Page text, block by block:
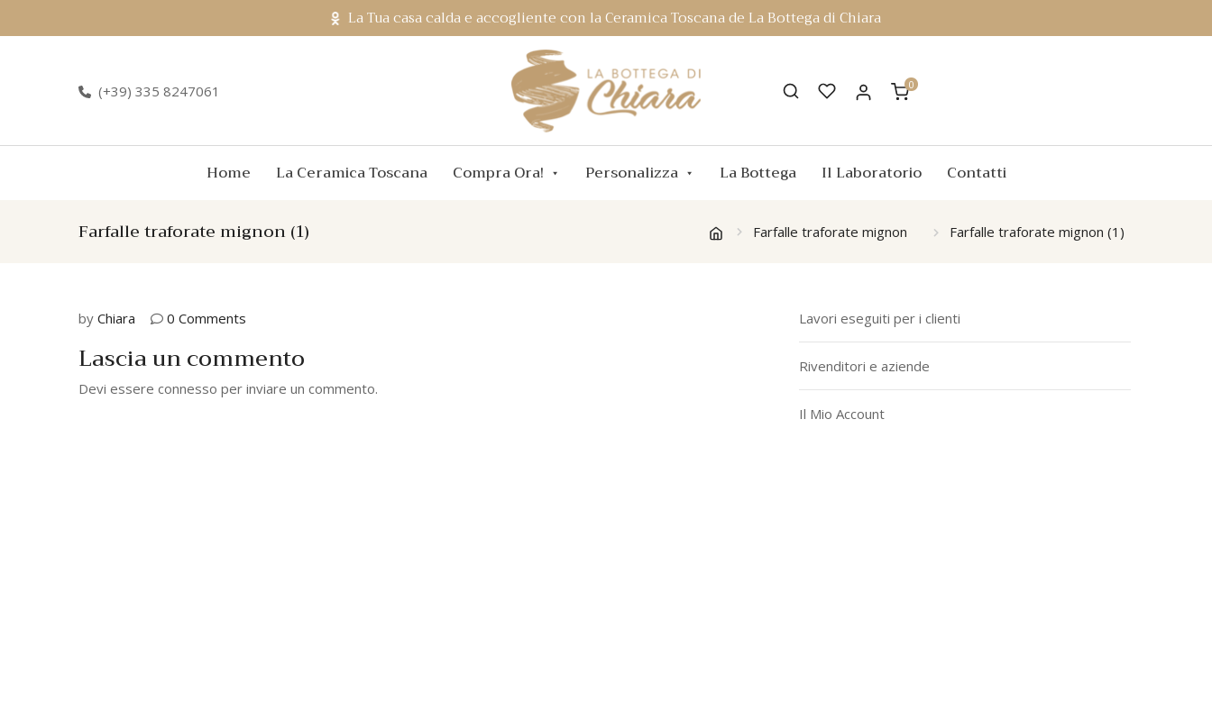
La Tua casa calda e accogliente con la Ceramica Toscana de La Bottega di Chiara
(+39) 335 8247061 0
Home La Ceramica Toscana Compra Ora! Personalizza La Bottega Il Laboratorio Contatti
Farfalle traforate mignon (1) Farfalle traforate mignon Farfalle traforate mignon (1)
by Chiara 0 Comments
Lascia un commento
Devi essere connesso per inviare un commento.
Lavori eseguiti per i clienti
Rivenditori e aziende
Il Mio Account